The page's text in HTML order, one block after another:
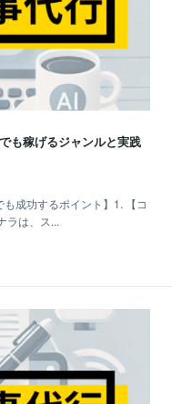
も稼げるジャンルと実践
も成功するポイント】1. 【コ
ラは、ス...